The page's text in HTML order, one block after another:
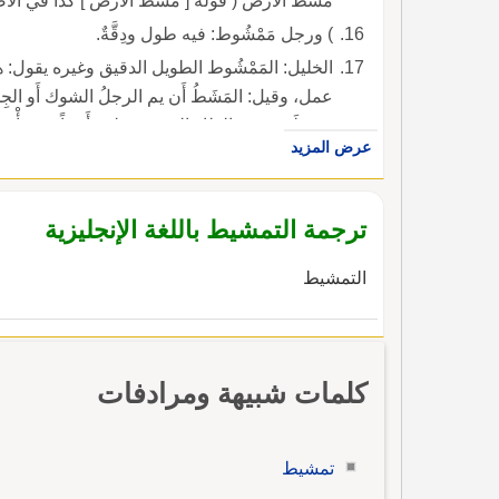
) ورجل مَمْشُوط: فيه طول ودِقَّةٌ.
الخليل: المَمْشُوط الطويل الدقيق وغيره
عمل، وقيل: المَشَطُ أَن يم الرجلُ الشوك أَو
مَشِظَت يده، بالظاء المعجمة، لغة أَيضاً،
مثل جراء القِثَّاء.عرض المزيد
ترجمة التمشيط باللغة الإنجليزية
التمشيط
كلمات شبيهة ومرادفات
تمشيط